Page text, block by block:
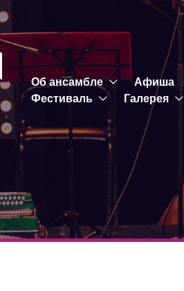
Об ансамбле Афиша
Фестиваль
Галерея